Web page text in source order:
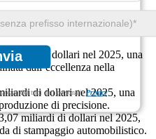
dei tuoi dati personali.Privacy
degli acciai per
miliardi di dollari nel 2025, una
dall’eccellenza nella
di dollari nel 2025, una
di precisione.
miliardi di dollari nel 2025,
di stampaggio automobilistico.